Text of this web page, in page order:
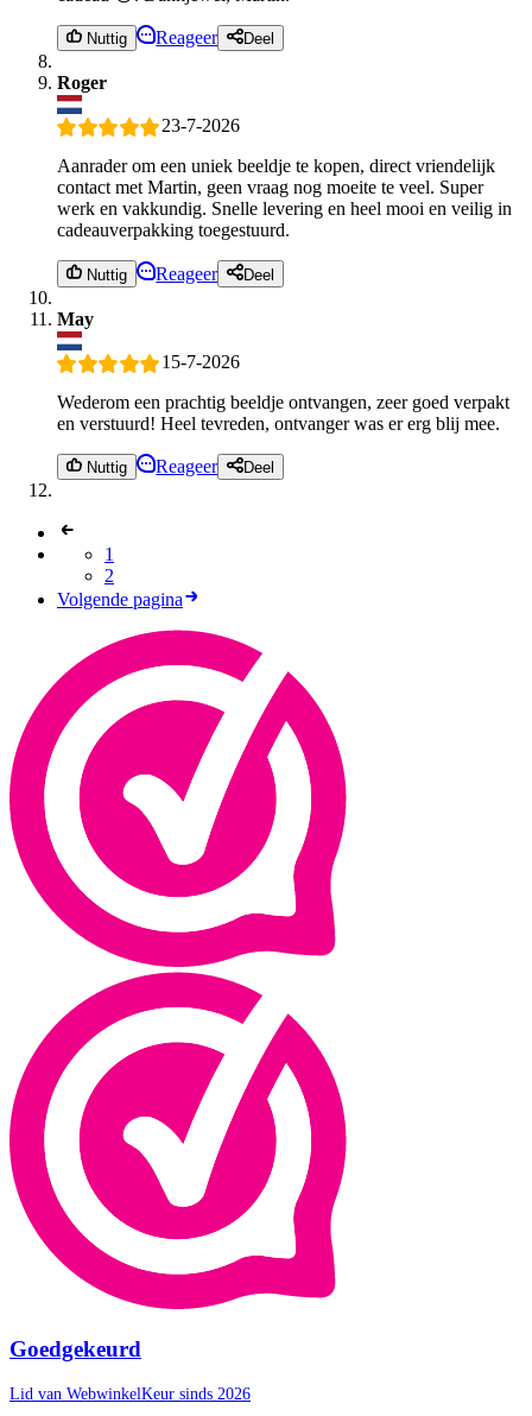
Nuttig Reageer Deel
Roger
23-7-2026
Aanrader om een uniek beeldje te kopen, direct vriendelijk
contact met Martin, geen vraag nog moeite te veel. Super
werk en vakkundig. Snelle levering en heel mooi en veilig in
cadeauverpakking toegestuurd.
Nuttig Reageer Deel
May
15-7-2026
Wederom een prachtig beeldje ontvangen, zeer goed verpakt
en verstuurd! Heel tevreden, ontvanger was er erg blij mee.
Nuttig Reageer Deel
1
2
Volgende pagina
Goedgekeurd
Lid van WebwinkelKeur sinds 2026